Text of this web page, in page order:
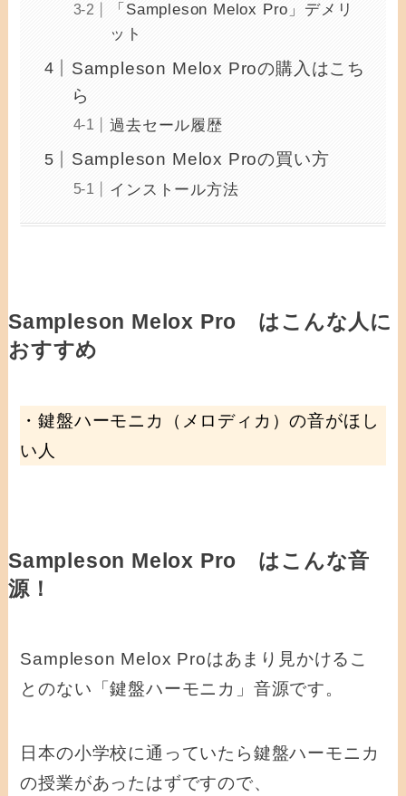
「Sampleson Melox Pro」デメリ
ット
Sampleson Melox Proの購入はこち
ら
過去セール履歴
Sampleson Melox Proの買い方
インストール方法
Sampleson Melox Pro はこんな人に
おすすめ
・鍵盤ハーモニカ（メロディカ）の音がほし
い人
Sampleson Melox Pro はこんな音
源！
Sampleson Melox Proはあまり見かけるこ
とのない「鍵盤ハーモニカ」音源です。
日本の小学校に通っていたら鍵盤ハーモニカ
の授業があったはずですので、